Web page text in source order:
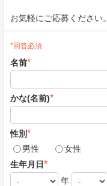
お気軽にご応募ください。
*回答必須
名前*
かな(名前)*
性別*
男性
女性
生年月日*
年